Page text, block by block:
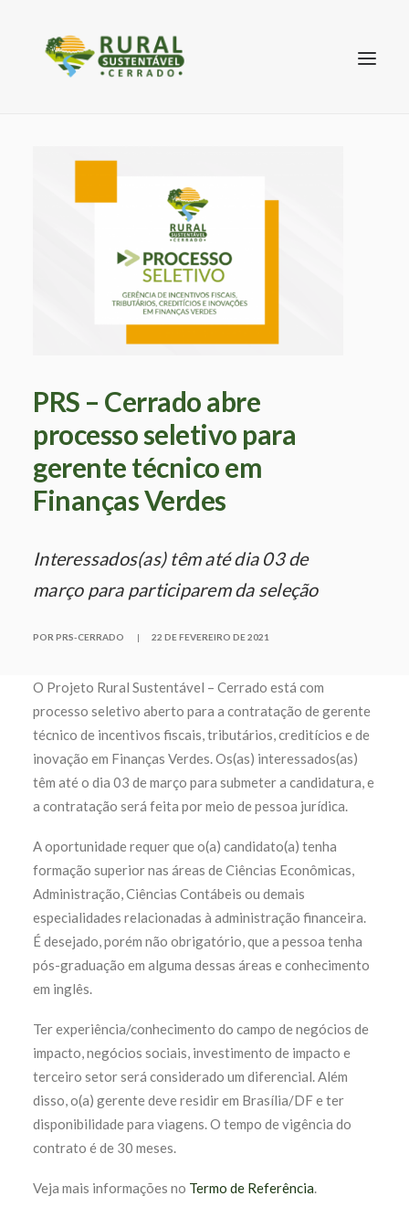
PRS – Cerrado abre
processo seletivo para
gerente técnico em
Finanças Verdes
Interessados(as) têm até dia 03 de
março para participarem da seleção
POR PRS-CERRADO | 22 DE FEVEREIRO DE 2021
O Projeto Rural Sustentável – Cerrado está com
processo seletivo aberto para a contratação de gerente
técnico de incentivos fiscais, tributários, creditícios e de
inovação em Finanças Verdes. Os(as) interessados(as)
têm até o dia 03 de março para submeter a candidatura, e
a contratação será feita por meio de pessoa jurídica.
A oportunidade requer que o(a) candidato(a) tenha
formação superior nas áreas de Ciências Econômicas,
Administração, Ciências Contábeis ou demais
especialidades relacionadas à administração financeira.
É desejado, porém não obrigatório, que a pessoa tenha
pós-graduação em alguma dessas áreas e conhecimento
em inglês.
Ter experiência/conhecimento do campo de negócios de
impacto, negócios sociais, investimento de impacto e
terceiro setor será considerado um diferencial. Além
disso, o(a) gerente deve residir em Brasília/DF e ter
disponibilidade para viagens. O tempo de vigência do
contrato é de 30 meses.
Veja mais informações no Termo de Referência.